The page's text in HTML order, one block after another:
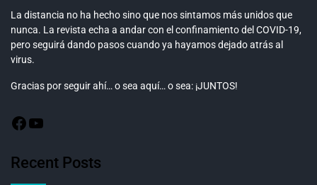
La distancia no ha hecho sino que nos sintamos más unidos que
nunca. La revista echa a andar con el confinamiento del COVID-19,
pero seguirá dando pasos cuando ya hayamos dejado atrás al
virus.
Gracias por seguir ahí… o sea aquí… o sea: ¡JUNTOS!
Recent Posts